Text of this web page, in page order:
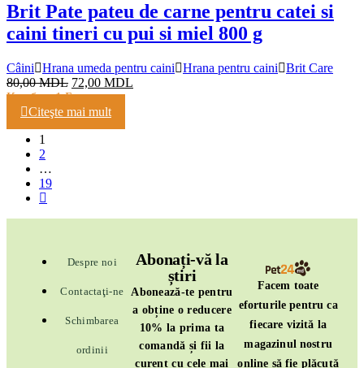
Brit Pate pateu de carne pentru catei si
caini tineri cu pui si miel 800 g
Câini Hrana umeda pentru caini Hrana pentru caini
Brit Care
80,00MDL 72,00 MDL
Кешбэк:1 Балл
Citeşte mai mult
1
2
…
19
Despre noi
Contactaţi-ne
Schimbarea
ordinii
Facem toate
eforturile pentru ca
fiecare vizită la
magazinul nostru
online să fie plăcută
Abonați-vă la
știri
Abonează-te pentru
a obține o reducere
10% la prima ta
comandă și fii la
curent cu cele mai